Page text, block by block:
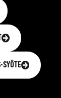
SYÖTE